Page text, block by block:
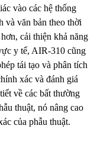
vào các hệ thống
và văn bản theo thời
cải thiện khả năng
y tế, AIR-310 cũng
tái tạo và phân tích
xác và đánh giá
về các bất thường
thuật, nó nâng cao
của phẫu thuật.